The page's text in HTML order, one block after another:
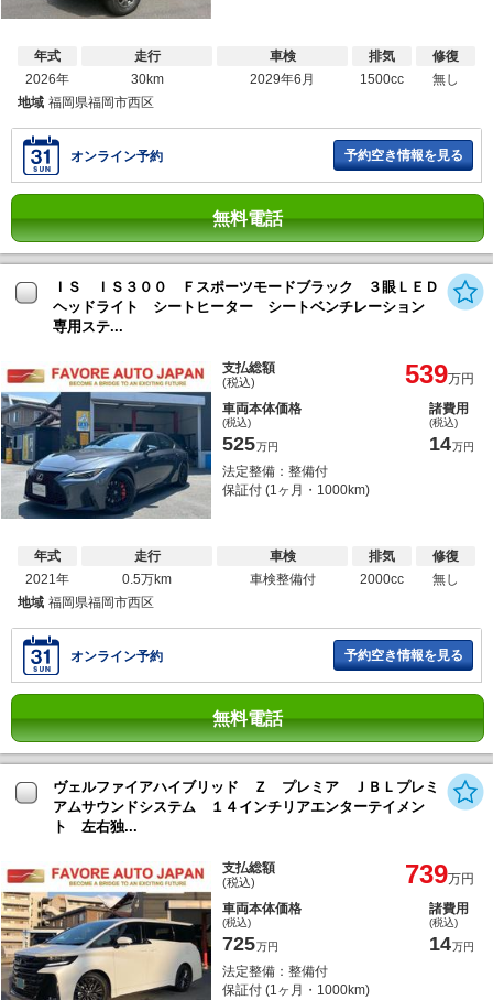
年式
2026年
走行
30km
車検
2029年6月
排気
1500cc
修復
無し
地域 福岡県福岡市西区
オンライン予約 予約空き情報を見る
無料電話
ＩＳ ＩＳ３００ Ｆスポーツモードブラック ３眼ＬＥＤ
ヘッドライト シートヒーター シートベンチレーション
専用ステ...
支払総額
(税込) 539万円
車両本体価格
(税込)
525万円
諸費用
(税込)
14万円
法定整備：整備付
保証付 (1ヶ月・1000km)
年式
2021年
走行
0.5万km
車検
車検整備付
排気
2000cc
修復
無し
地域 福岡県福岡市西区
オンライン予約 予約空き情報を見る
無料電話
ヴェルファイアハイブリッド Ｚ プレミア ＪＢＬプレミ
アムサウンドシステム １４インチリアエンターテイメン
ト 左右独...
支払総額
(税込) 739万円
車両本体価格
(税込)
725万円
諸費用
(税込)
14万円
法定整備：整備付
保証付 (1ヶ月・1000km)